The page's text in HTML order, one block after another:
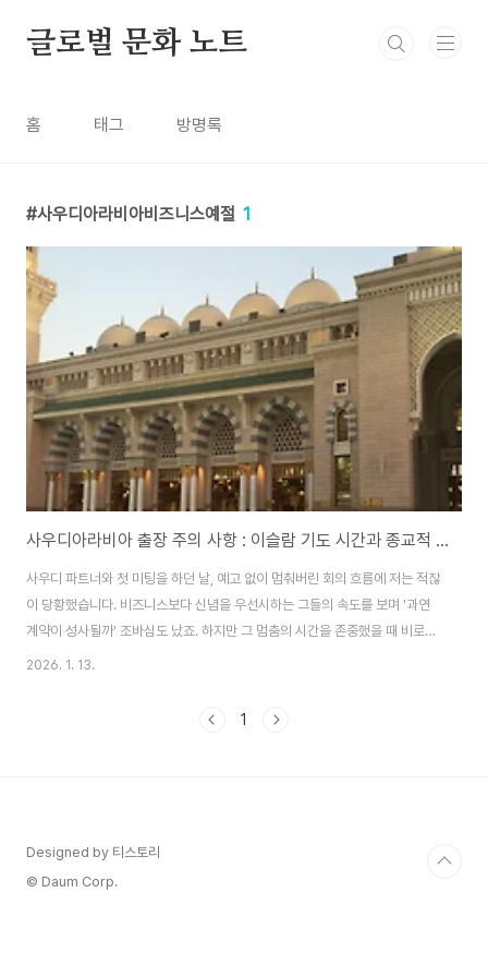
글로벌 문화 노트
홈 태그 방명록
사우디아라비아비즈니스예절 1
사우디아라비아 출장 주의 사항 : 이슬람 기도 시간과 종교적 매너
사우디 파트너와 첫 미팅을 하던 날, 예고 없이 멈춰버린 회의 흐름에 저는 적잖
이 당황했습니다. 비즈니스보다 신념을 우선시하는 그들의 속도를 보며 '과연
계약이 성사될까' 조바심도 났죠. 하지만 그 멈춤의 시간을 존중했을 때 비로소
파트너의 진심 어린 미소를 볼 수 있었습니다. 최근 네옴시티로 급변하는 사우
대한 마천루가 들어서고 사회적 개방이 가속화되고 있는 지금, 사우디에서 성
2026. 1. 13.
1
Designed by 티스토리
© Daum Corp.